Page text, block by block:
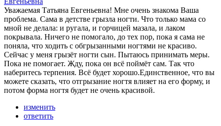
Уважаемая Татьяна Евгеньевна! Мне очень знакома Ваша
проблема. Сама в детстве грызла ногти. Что только мама со
мной не делала: и ругала, и горчицей мазала, и лаком
покрывала. Ничего не помогало, до тех пор, пока я сама не
поняла, что ходить с обгрызанными ногтями не красиво.
Сейчас у меня грызёт ногти сын. Пытаюсь принимать меры.
Пока не помогает. Жду, пока он всё поймёт сам. Так что
наберитесь терпения. Всё будет хорошо.Единственное, что вы
можете сказать, что отгрызание ногтя влияет на его форму, и
потом форма ногтя будет не очень красивой.
изменить
ответить